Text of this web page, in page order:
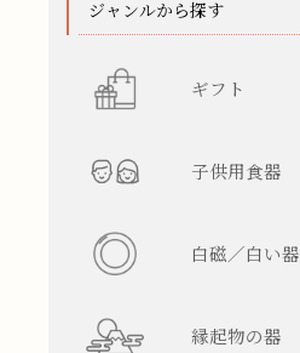
ジャンルから探す
ギフト
子供用食器
白磁／白い器
縁起物の器